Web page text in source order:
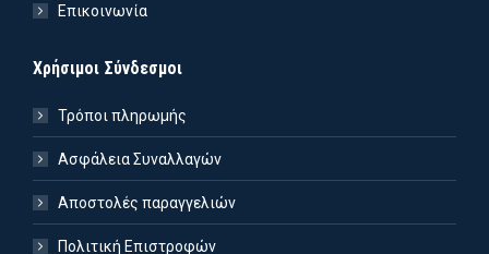
Επικοινωνία
Χρήσιμοι Σύνδεσμοι
Τρόποι πληρωμής
Ασφάλεια Συναλλαγών
Αποστολές παραγγελιών
Πολιτική Επιστροφών